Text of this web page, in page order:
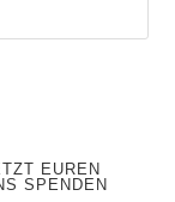
EUREN
SPENDEN